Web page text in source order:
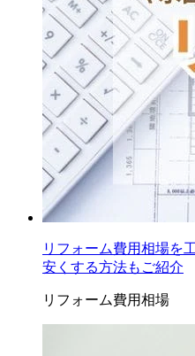
リフォーム費用相場を
安くする方法もご紹介
リフォーム費用相場